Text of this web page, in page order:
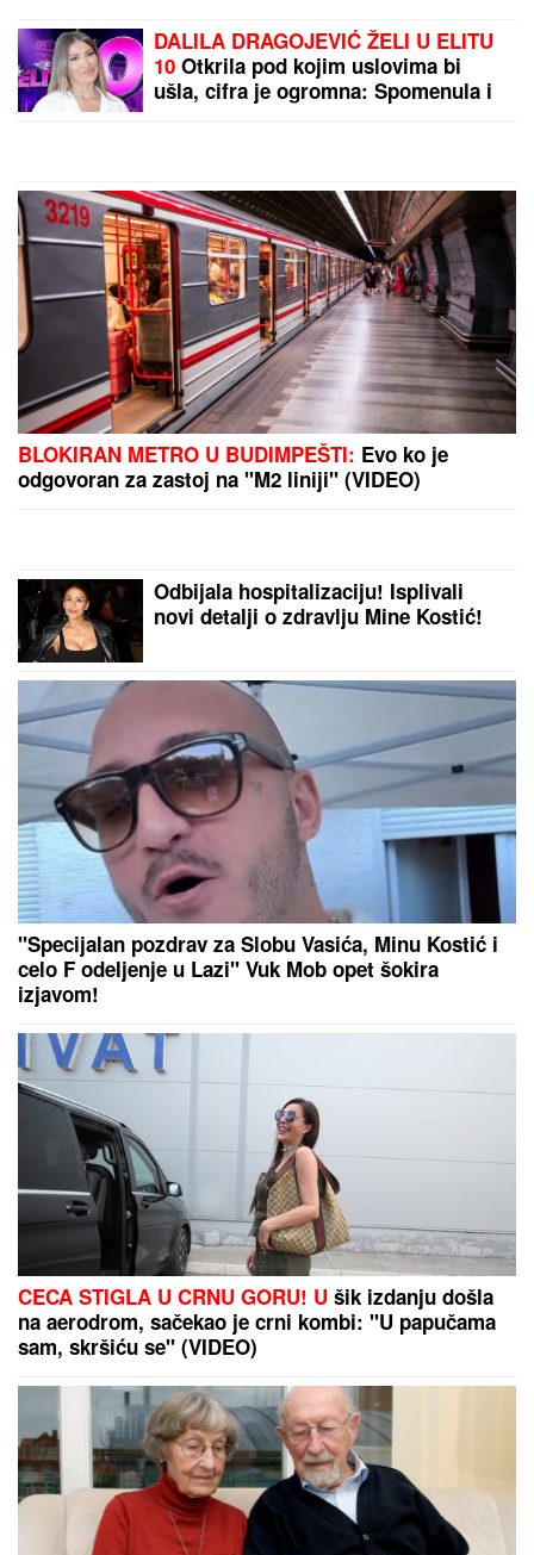
napravile dar-mar
"Lekar mi se SMEJAO U LICE kad
godina otkrili su od ČEGA
BOLUJEM"
nove detalje - OSEĆAJ KRIVICE je non stop prati
JOKIĆ GLEDA U NEVERICI:
Amerikanci ostali zapanjeni, šta to
radi Denver?
DALILA DRAGOJEVIĆ ŽELI U ELITU
10Otkrila pod kojim uslovima bi
ušla, cifra je ogromna: Spomenula i
skandal sa Dragojevićem
BLOKIRAN METRO U BUDIMPEŠTI:Evo ko je
odgovoran za zastoj na "M2 liniji" (VIDEO)
Odbijala hospitalizaciju! Isplivali
novi detalji o zdravlju Mine Kostić!